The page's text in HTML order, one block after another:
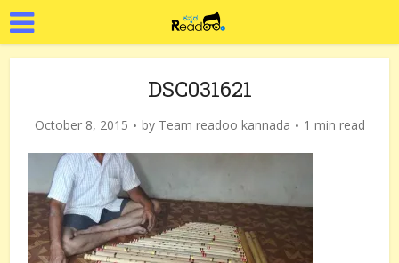
DSC031621
October 8, 2015 by Team readoo kannada 1 min read